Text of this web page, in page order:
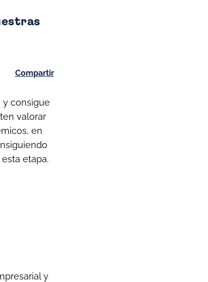
Compartir
y consigue
valorar
en
etapa.
y